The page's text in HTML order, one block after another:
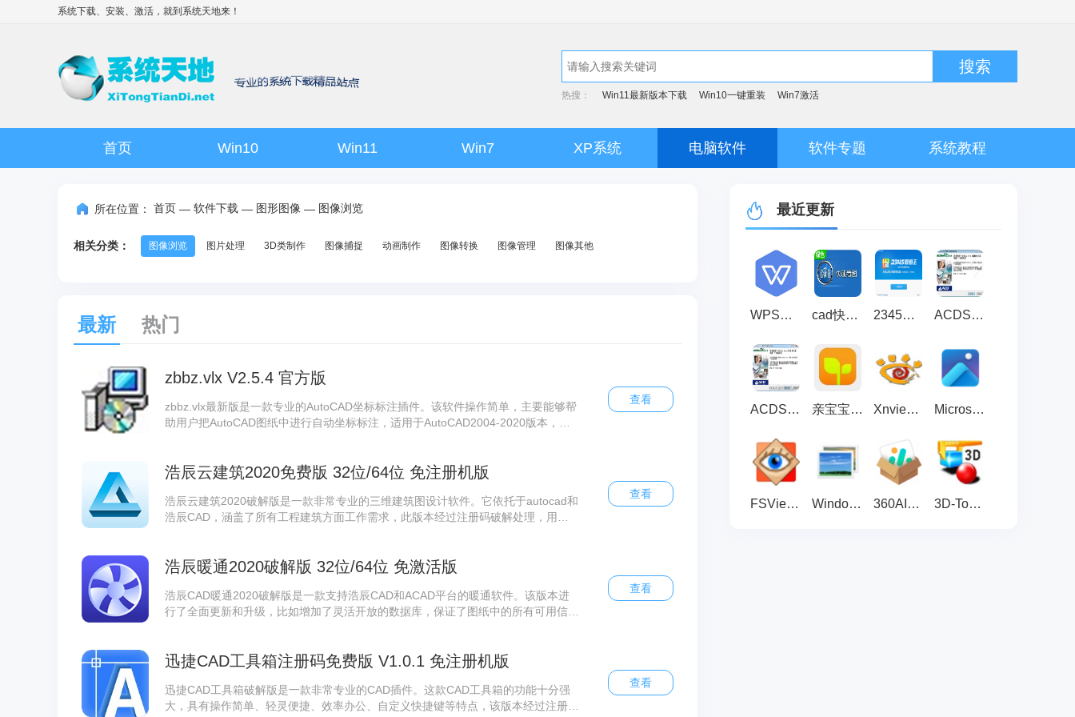
系统下载、安装、激活，就到 系统天地来！
搜索
热搜： Win11最新版本下载 Win10一键重装 Win7激活
首页 Win10 Win11 Win7 XP系统 电脑软件 软件专题 系统教程
所在位置： 首页 — 软件下载 — 图形图像 — 图像浏览
相关分类： 图像浏览 图片处理 3D类制作 图像捕捉 动画制作 图像转换 图像管理 图像其他
最新 热门
zbbz.vlx V2.5.4 官方版
zbbz.vlx最新版是一款专业的AutoCAD坐标标注插件。该软件操作简单，主要能够帮
助用户把AutoCAD图纸中进行自动坐标标注，适用于AutoCAD2004-2020版本，运
查看
浩辰云建筑2020免费版 32位/64位 免注册机版
浩辰云建筑2020破解版是一款非常专业的三维建筑图设计软件。它依托于autocad和
浩辰CAD，涵盖了所有工程建筑方面工作需求，此版本经过注册码破解处理，用户
查看
浩辰暖通2020破解版 32位/64位 免激活版
浩辰CAD暖通2020破解版是一款支持浩辰CAD和ACAD平台的暖通软件。该版本进
行了全面更新和升级，比如增加了灵活开放的数据库，保证了图纸中的所有可用信息
查看
迅捷CAD工具箱注册码免费版 V1.0.1 免注册机版
迅捷CAD工具箱破解版是一款非常专业的CAD插件。这款CAD工具箱的功能十分强
大，具有操作简单、轻灵便捷、效率办公、自定义快捷键等特点，该版本经过注册码
查看
最近更新
WPS图片 官方版 v6.0.0.1 cad快速看图官方版 v6.5.2.104 2345看图王免费版 官方版 v13.4.0.12514 ACDSee看图客户端 渠道版
ACDSee看图客户端 渠道版 亲宝宝 电脑版 v10.9.0 Xnview 中文版 v2.52.2 Microsoft 照片 电脑版
FSViewer 中文版 v8.0 Windows图片查看器 最新版 v1.0.0.3 360AI图片 官方版1.0.1.1033 3D-Tool Free Viewer 官方版 v16.40